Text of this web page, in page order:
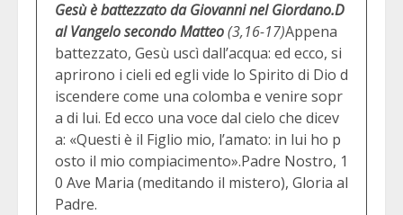
Gesù è battezzato da Giovanni nel Giordano.D
al Vangelo secondo Matteo(3,16-17)Appena
battezzato, Gesù uscì dall’acqua: ed ecco, si
aprirono i cieli ed egli vide lo Spirito di Dio d
iscendere come una colomba e venire sopr
a di lui. Ed ecco una voce dal cielo che dicev
a: «Questi è il Figlio mio, l’amato: in lui ho p
osto il mio compiacimento».Padre Nostro, 1
0 Ave Maria (meditando il mistero), Gloria al
Padre.